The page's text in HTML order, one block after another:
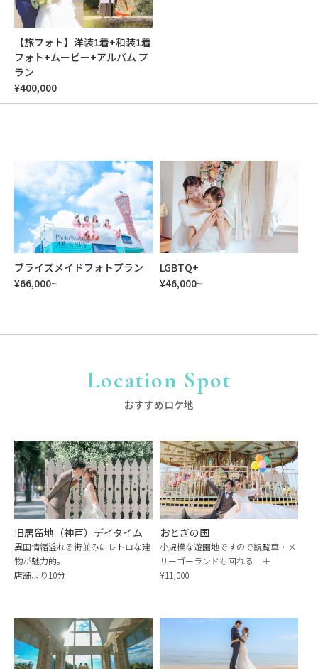
【旅フォト】洋装1着+和装1着
フォト+ムービー+アルバム プ
ラン
¥400,000
ブライズメイドフォトプラン
¥66,000~
LGBTQ+
¥46,000~
Location Spot
おすすめロケ地
旧居留地（神戸）デイタイム
異国情緒溢れる街並みにレトロな建
物が魅力的。
店舗より10分
おとぎの国
小規模な遊園地ですので観覧車・メ
リーゴーランドも回れる ＋
¥11,000